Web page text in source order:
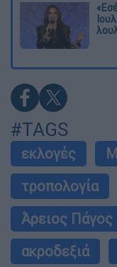
#TAGS
εκλογές
τροπολογία
Άρειος Πάγος
ακροδεξιά